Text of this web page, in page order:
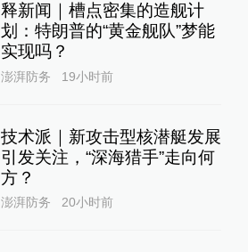
释新闻｜槽点密集的造舰计
划：特朗普的“黄金舰队”梦能
实现吗？
澎湃防务 19小时前
技术派｜新攻击型核潜艇发展
引发关注，“深海猎手”走向何
方？
澎湃防务 20小时前